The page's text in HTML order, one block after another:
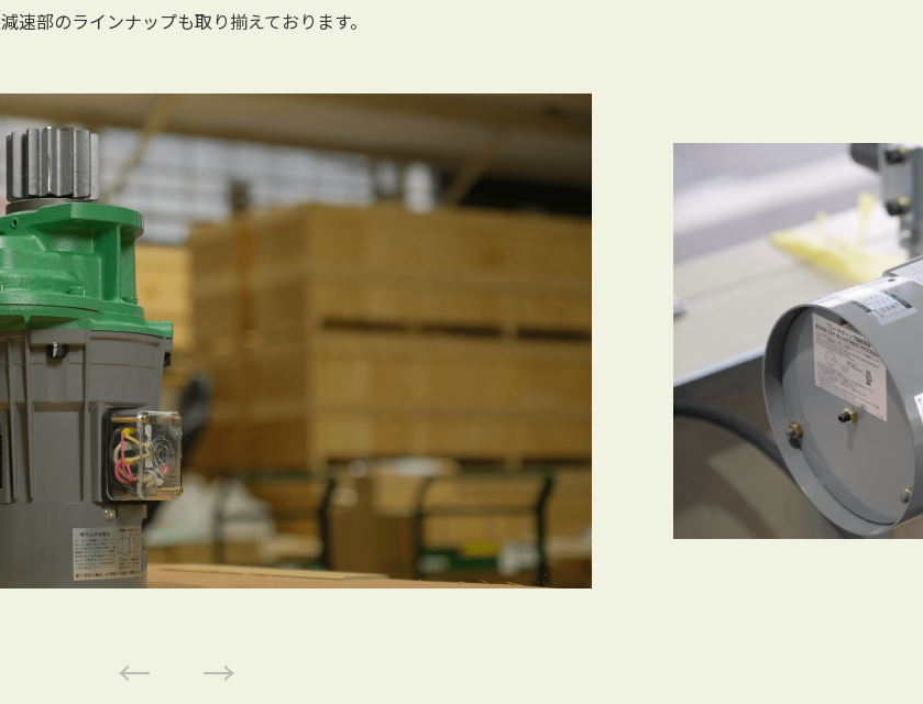
減速部のラインナップも取り揃えております。